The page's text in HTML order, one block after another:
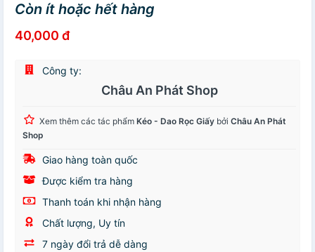
Còn ít hoặc hết hàng
40,000 đ
Công ty:
Châu An Phát Shop
Xem thêm các tác phẩm Kéo - Dao Rọc Giấy bởi Châu An Phát
Shop
Giao hàng toàn quốc
Được kiểm tra hàng
Thanh toán khi nhận hàng
Chất lượng, Uy tín
7 ngày đổi trả dễ dàng